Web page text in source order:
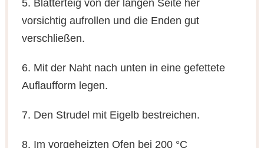
5. Blätterteig von der langen Seite her
vorsichtig aufrollen und die Enden gut
verschließen.
6. Mit der Naht nach unten in eine gefettete
Auflaufform legen.
7. Den Strudel mit Eigelb bestreichen.
8. Im vorgeheizten Ofen bei 200 °C